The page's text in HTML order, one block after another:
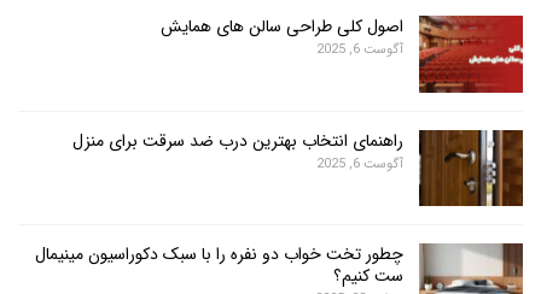
اصول کلی طراحی سالن های همایش
آگوست 6, 2025
راهنمای انتخاب بهترین درب ضد سرقت برای منزل
آگوست 6, 2025
چطور تخت خواب دو نفره را با سبک دکوراسیون مینیمال
ست کنیم؟